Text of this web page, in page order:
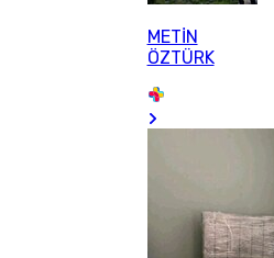
METİN
ÖZTÜRK